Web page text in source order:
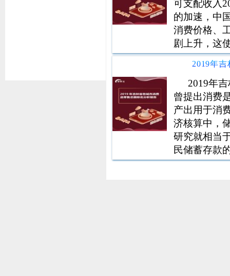
可支配收入
的加速，中
消费价格、
剧上升，这
把握住发展
置、优化结
经济工作的
2019年
曾提出消费
产出用于消
济核算中，
研究就相当
民储蓄存款
率的变化受